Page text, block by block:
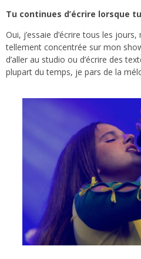
Tu continues d’écrire lorsque
Oui, j’essaie d’écrire tous les
tellement concentrée sur mon
d’aller au studio ou d’écrire des
plupart du temps, je pars de la